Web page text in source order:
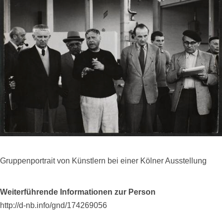
Gruppenportrait von Künstlern bei einer Kölner Ausstellung
Weiterführende Informationen zur Person
http://d-nb.info/gnd/174269056